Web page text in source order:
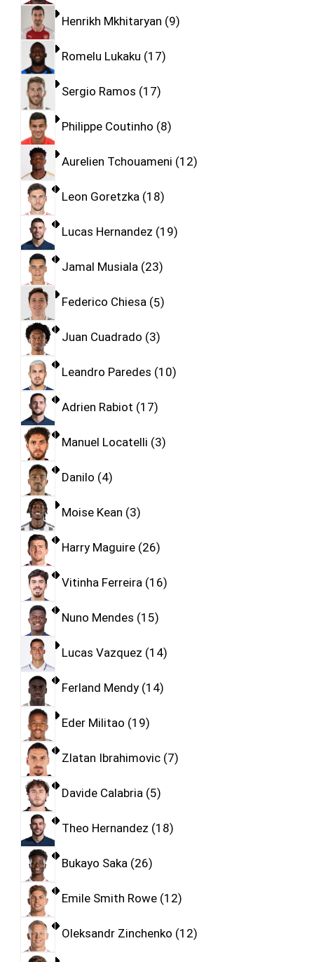
Henrikh Mkhitaryan 9
Romelu Lukaku 17
Sergio Ramos 17
Philippe Coutinho 8
Aurelien Tchouameni 12
Leon Goretzka 18
Lucas Hernandez 19
Jamal Musiala 23
Federico Chiesa 5
Juan Cuadrado 3
Leandro Paredes 10
Adrien Rabiot 17
Manuel Locatelli 3
Danilo 4
Moise Kean 3
Harry Maguire 26
Vitinha Ferreira 16
Nuno Mendes 15
Lucas Vazquez 14
Ferland Mendy 14
Eder Militao 19
Zlatan Ibrahimovic 7
Davide Calabria 5
Theo Hernandez 18
Bukayo Saka 26
Emile Smith Rowe 12
Oleksandr Zinchenko 12